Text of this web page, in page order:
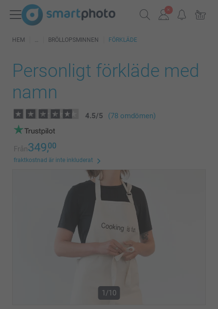
HEM BRÖLLOPSMINNEN FÖRKLÄDE
Personligt förkläde med
namn
4.5/5 (78 omdömen)
Från349,00
fraktkostnad är inte inkluderat
1/10